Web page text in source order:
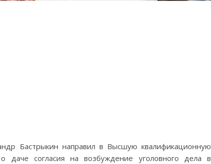
Бастрыкин направил в Высшую квалификационную
даче согласия на возбуждение уголовного дела в